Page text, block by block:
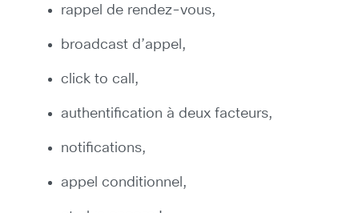
rappel de rendez-vous,
broadcast d’appel,
click to call,
authentification à deux facteurs,
notifications,
appel conditionnel,